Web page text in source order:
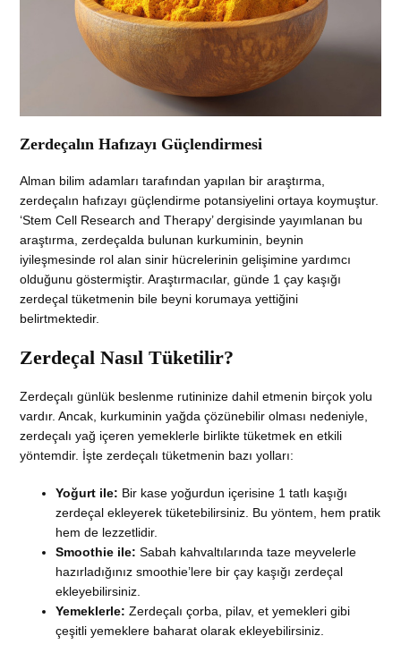
Zerdeçalın Hafızayı Güçlendirmesi
Alman bilim adamları tarafından yapılan bir araştırma,
zerdeçalın hafızayı güçlendirme potansiyelini ortaya koymuştur.
‘Stem Cell Research and Therapy’ dergisinde yayımlanan bu
araştırma, zerdeçalda bulunan kurkuminin, beynin
iyileşmesinde rol alan sinir hücrelerinin gelişimine yardımcı
olduğunu göstermiştir. Araştırmacılar, günde 1 çay kaşığı
zerdeçal tüketmenin bile beyni korumaya yettiğini
belirtmektedir.
Zerdeçal Nasıl Tüketilir?
Zerdeçalı günlük beslenme rutininize dahil etmenin birçok yolu
vardır. Ancak, kurkuminin yağda çözünebilir olması nedeniyle,
zerdeçalı yağ içeren yemeklerle birlikte tüketmek en etkili
yöntemdir. İşte zerdeçalı tüketmenin bazı yolları:
Yoğurt ile: Bir kase yoğurdun içerisine 1 tatlı kaşığı
zerdeçal ekleyerek tüketebilirsiniz. Bu yöntem, hem pratik
hem de lezzetlidir.
Smoothie ile: Sabah kahvaltılarında taze meyvelerle
hazırladığınız smoothie’lere bir çay kaşığı zerdeçal
ekleyebilirsiniz.
Yemeklerle: Zerdeçalı çorba, pilav, et yemekleri gibi
çeşitli yemeklere baharat olarak ekleyebilirsiniz.